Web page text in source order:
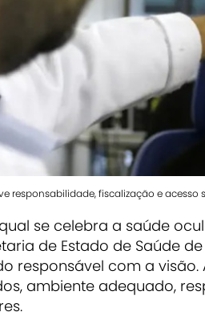
responsabilidade, fiscalização e
se celebra a saúde
de Estado de Saúde
responsável com a
ambiente adequado,